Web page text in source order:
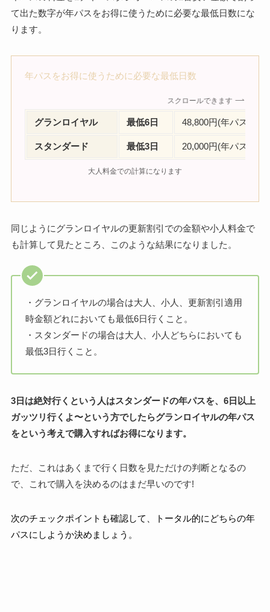
て出た数字が年パスをお得に使うために必要な最低日数にな
ります。
年パスをお得に使うために必要な最低日数
スクロールできます
グランロイヤル 最低6日 48,800円(年パス金
スタンダード 最低3日 20,000円(年パス金
大人料金での計算になります
同じようにグランロイヤルの更新割引での金額や小人料金で
も計算して見たところ、このような結果になりました。
・グランロイヤルの場合は大人、小人、更新割引適用
時金額どれにおいても最低6日行くこと。
・スタンダードの場合は大人、小人どちらにおいても
最低3日行くこと。
3日は絶対行くという人はスタンダードの年パスを、6日以上
ガッツリ行くよ〜という方でしたらグランロイヤルの年パス
をという考えで購入すればお得になります。
ただ、これはあくまで行く日数を見ただけの判断となるの
で、これで購入を決めるのはまだ早いのです!
次のチェックポイントも確認して、トータル的にどちらの年
パスにしようか決めましょう。